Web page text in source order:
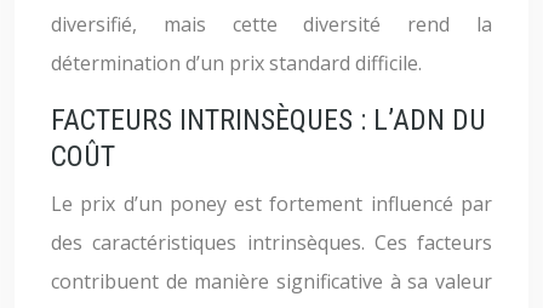
diversifié, mais cette diversité rend la
détermination d’un prix standard difficile.
FACTEURS INTRINSÈQUES : L’ADN DU
COÛT
Le prix d’un poney est fortement influencé par
des caractéristiques intrinsèques. Ces facteurs
contribuent de manière significative à sa valeur